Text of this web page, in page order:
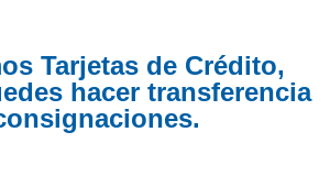
Tarjetas de Crédito,
hacer transferencia